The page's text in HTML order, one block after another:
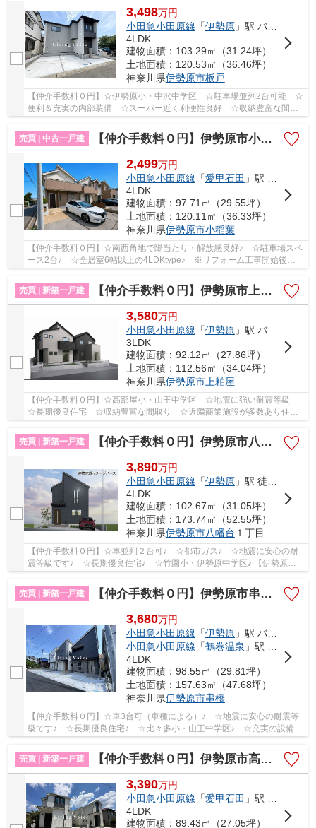
3,498万円
小田急小田原線 「伊勢原」駅 バス5分 「八雲神社前（伊勢原市）」 停歩5分
4LDK
建物面積：103.29㎡（31.24坪）
土地面積：120.53㎡（36.46坪）
神奈川県伊勢原市板戸
【仲介手数料０円】☆伊勢原小・中沢中学区 ☆駐車場並列2台可能 ☆
便利＆充実の内部装備 ☆スーパー近く利便性良好 ☆収納豊富な間取
売買 | 中古一戸建
【仲介手数料０円】伊勢原市小稲葉 中古一戸建て
2,499万円
小田急小田原線 「愛甲石田 」駅 バス17分 「新屋（伊勢原市）」 停歩4分
4LDK
建物面積：97.71㎡（29.55坪）
土地面積：120.11㎡（36.33坪）
神奈川県伊勢原市小稲葉
【仲介手数料０円】☆南西角地で陽当たり・解放感良好♪ ☆駐車場スペ
ース2台♪ ☆全居室6帖以上の4LDKtype♪ ※リフォーム工事開始後金
額が上がります。 【伊勢原市の中古戸建てのことな...
売買 | 新築一戸建
【仲介手数料０円】伊勢原市上粕屋第2期 新築一戸建て 1号棟 全2棟
3,580万円
小田急小田原線 「伊勢原」駅 バス6分 「共済会館入口」 停歩4分
3LDK
建物面積：92.12㎡（27.86坪）
土地面積：112.56㎡（34.04坪）
神奈川県伊勢原市上粕屋
【仲介手数料０円】☆高部屋小・山王中学区 ☆地震に強い耐震等級
☆長期優良住宅 ☆収納豊富な間取り ☆近隣商業施設が多数あり住環
境良好♪ 【伊勢原市の新築一戸建てのことならリビン...
売買 | 新築一戸建
【仲介手数料０円】伊勢原市八幡台3期 1号棟 新築一戸建て
3,890万円
小田急小田原線 「伊勢原」駅 徒歩19分
4LDK
建物面積：102.67㎡（31.05坪）
土地面積：173.74㎡（52.55坪）
神奈川県伊勢原市八幡台 １丁目
【仲介手数料０円】☆車並列２台可♪ ☆都市ガス♪ ☆地震に安心の耐
震等級です♪ ☆長期優良住宅♪ ☆竹園小・伊勢原中学区♪ 【伊勢原市
売買 | 新築一戸建
【仲介手数料０円】伊勢原市串橋 新築一戸建て 全3棟
3,680万円
小田急小田原線 「伊勢原」駅 バス16分 「串橋入口」 停歩3分
小田急小田原線 「鶴巻温泉 」駅 バス9分 「串橋入口」 停歩3分
4LDK
建物面積：98.55㎡（29.81坪）
土地面積：157.63㎡（47.68坪）
神奈川県伊勢原市串橋
【仲介手数料０円】☆車3台可（車種による）♪ ☆地震に安心の耐震等
級です♪ ☆長期優良住宅♪ ☆比々多小・山王中学区♪ ☆充実の設備♪
売買 | 新築一戸建
【仲介手数料０円】伊勢原市高森台3丁目 新築一戸建て 全2棟
3,390万円
小田急小田原線 「愛甲石田 」駅 徒歩24分
4LDK
建物面積：89.43㎡（27.05坪）